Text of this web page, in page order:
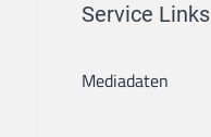
Service Links
Mediadaten